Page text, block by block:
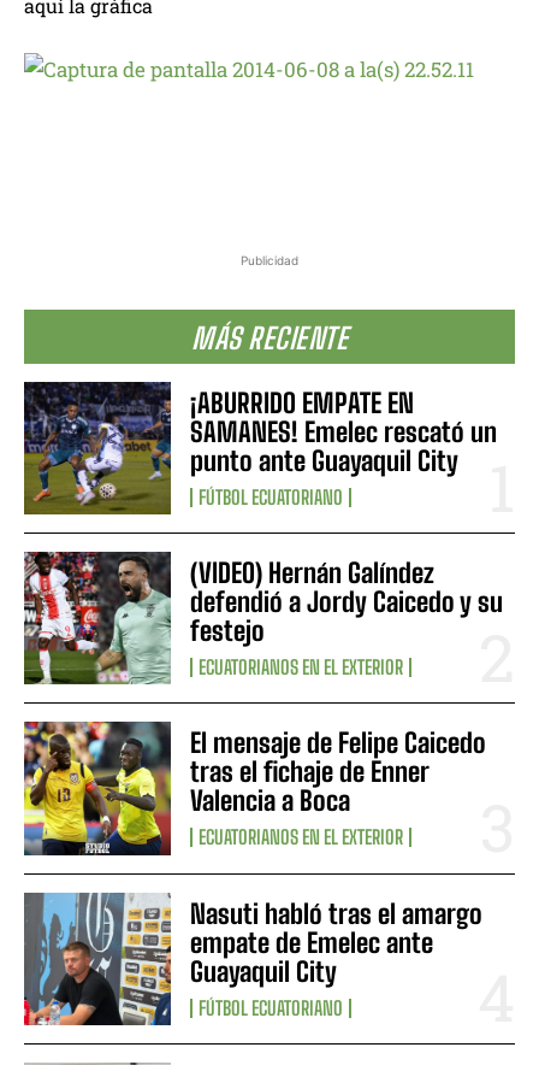
Publicidad
MÁS RECIENTE
¡ABURRIDO EMPATE EN
SAMANES! Emelec rescató un
punto ante Guayaquil City
FÚTBOL ECUATORIANO
(VIDEO) Hernán Galíndez
defendió a Jordy Caicedo y su
festejo
ECUATORIANOS EN EL EXTERIOR
El mensaje de Felipe Caicedo
tras el fichaje de Enner
Valencia a Boca
ECUATORIANOS EN EL EXTERIOR
Nasuti habló tras el amargo
empate de Emelec ante
Guayaquil City
FÚTBOL ECUATORIANO
aquí la gráfica